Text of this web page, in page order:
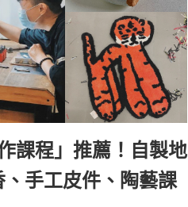
自
己
的
生
活
態
課程」推薦！自製地
手工皮件、陶藝課